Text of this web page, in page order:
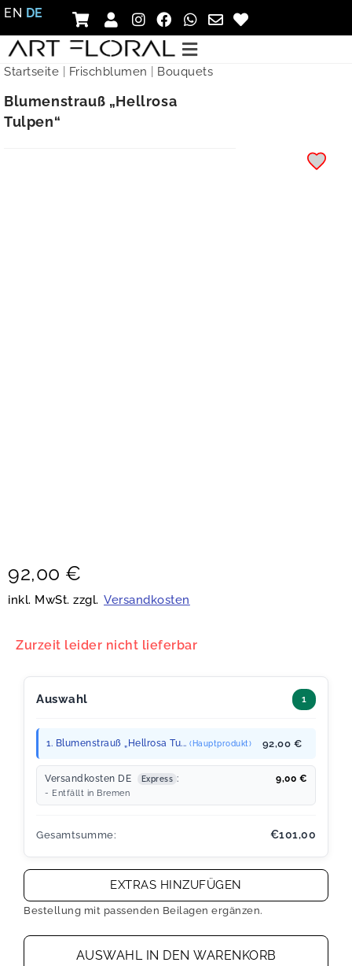
EN DE
Startseite Frischblumen Bouquets
Blumenstrauß „Hellrosa
Tulpen“
92,00 €
inkl. MwSt. zzgl. Versandkosten
Zurzeit leider nicht lieferbar
Auswahl 1
1. Blumenstrauß „Hellrosa Tu... (Hauptprodukt) 92,00 €
Versandkosten DE Express : 9,00 €
- Entfällt in Bremen
Gesamtsumme: €101,00
EXTRAS HINZUFÜGEN
Bestellung mit passenden Beilagen ergänzen.
AUSWAHL IN DEN WARENKORB